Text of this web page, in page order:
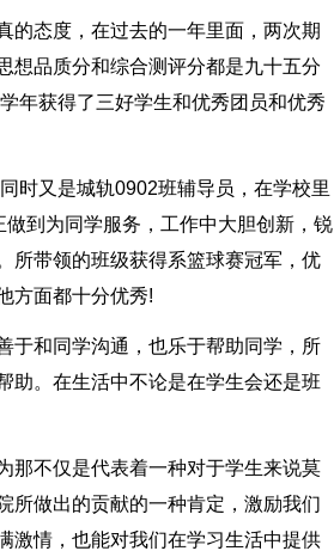
的态度，在过去的一年里面，两次期
想品质分和综合测评分都是九十五分
年获得了三好学生和优秀团员和优秀
时又是城轨0902班辅导员，在学校里
到为同学服务，工作中大胆创新，锐
所带领的班级获得系篮球赛冠军，优
方面都十分优秀!
于和同学沟通，也乐于帮助同学，所
助。在生活中不论是在学生会还是班
那不仅是代表着一种对于学生来说莫
所做出的贡献的一种肯定，激励我们
激情，也能对我们在学习生活中提供